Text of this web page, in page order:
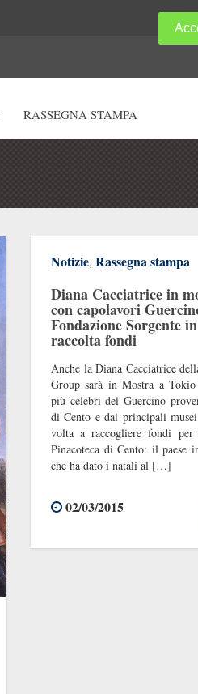
RASSEGNA STAMPA
Notizie, Rassegna stampa
Diana Cacciatrice in
con capolavori
Fondazione Sorgente
raccolta fondi
Anche la Diana Cacciatrice
Group sarà in Mostra a
più celebri del Guercino
di Cento e dai principali
volta a raccogliere fondi per
Pinacoteca di Cento: il paese
che ha dato i natali al […]
02/03/2015